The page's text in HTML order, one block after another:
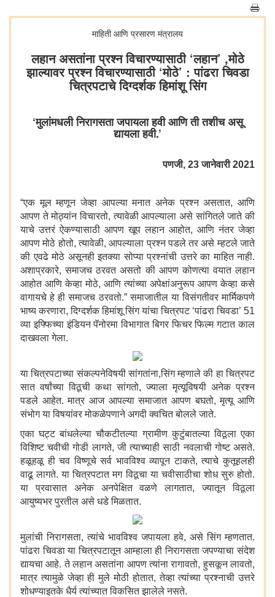
माहिती आणि प्रसारण मंत्रालय
लहान असतांना प्रश्न विचारण्यासाठी ‘लहान’ ,मोठे
झाल्यावर प्रश्न विचारण्यासाठी ‘मोठे’ : पांढरा चिवडा
चित्रपटाचे दिग्दर्शक हिमांशू सिंग
‘मुलांमधली निरागसता जपायला हवी आणि ती तशीच असू
द्यायला हवी.’
पणजी, 23 जानेवारी 2021
“एक मूल म्हणून जेव्हा आपल्या मनात अनेक प्रश्न असतात, आणि
आपण ते मोठ्यांन विचारतो, त्यावेळी आपल्याला असे सांगितले जाते की
याचे उत्तरं ऐकण्यासाठी आपण खूप लहान आहोत, आणि नंतर जेव्हा
आपण मोठे होतो, त्यावेळी, आपल्याला प्रश्न पडले तर असे म्हटले जाते
की एवढे मोठे असूनही इतक्या सोप्या प्रश्नांची उत्तरे का माहित नाही.
अशाप्रकारे, समाजच ठरवत असतो की आपण कोणत्या वयात लहान
आहोत आणि केव्हा मोठे, आणि त्यांच्या अपेक्षांअनुरूप आपण केव्हा कसे
वागायचे हे ही समाजच ठरवतो.” समाजातील या विसंगतीवर मार्मिकपणे
भाष्य करणारा, दिग्दर्शक हिमांशू सिंग यांचा चित्रपट ‘पांढरा चिवडा’ 51
व्या इफ्फिच्या इंडियन पॅनोरमा विभागात बिगर फिचर फिल्म गटात काल
दाखवला गेला.
या चित्रपटाच्या संकल्पनेविषयी सांगतांना,सिंग म्हणाले की हा चित्रपट
सात वर्षांच्या विठूची कथा सांगतो, ज्याला मृत्यूविषयी अनेक प्रश्न
पडले आहेत. मात्र आज आपल्या समाजात आपण बघतो, मृत्यू आणि
संभोग या विषयांवर मोकळेपणाने अगदी क्वचित बोलले जाते.
एका घट्ट बांधलेल्या चौकटीतल्या ग्रामीण कुटुंबातल्या विठूला एका
विशिष्ट चवीची गोडी लागते, जी त्याच्याही साठी नवलाची गोष्ट असते.
हळूहळू ही चव विष्णूचे सर्व भावविश्व व्यापून टाकते, त्याचे कुतूहलही
वाढू लागते. या चित्रपटात मग विठूचा या चवीसाठीचा शोध सुरु होतो.
या प्रवासात अनेक अनपेक्षित वळणे लागतात, ज्यातून विठूला
आयुष्यभर पुरतील असे धडे मिळतात.
मुलांची निरागसता, त्यांचे भावविश्व जपायला हवे, असे सिंग म्हणतात.
पांढरा चिवडा या चित्रपटातून आम्हाला ही निरागसता जपण्याचा संदेश
द्यायचा आहे. ते लहान असतांना आपण त्यांना रागावतो, हुसकून लावतो,
मात्र त्यामुळे जेव्हा ही मुले मोठी होतात, तेव्हा त्यांच्या प्रश्नाची उत्तरे
शोधण्याइतके धैर्य त्यांच्यात विकसित झालेले नसते.